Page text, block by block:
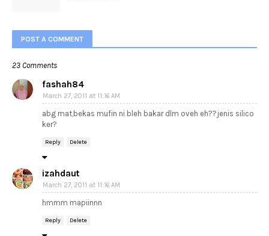
POST A COMMENT
23 Comments
fashah84
March 27, 2011 at 11:16 AM
abg mat,bekas mufin ni bleh bakar dlm oveh eh??jenis silico
ker?
Reply Delete
izahdaut
March 27, 2011 at 11:16 AM
hmmm mapiinnn
Reply Delete